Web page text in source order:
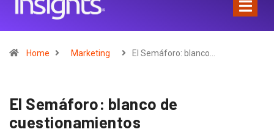
Home Marketing El Semáforo: blanco…
El Semáforo: blanco de
cuestionamientos